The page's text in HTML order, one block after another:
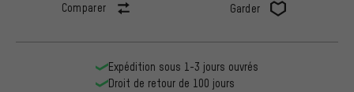
Comparer Garder
Expédition sous 1-3 jours ouvrés
Droit de retour de 100 jours